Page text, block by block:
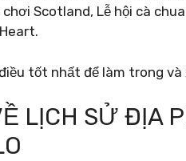
Scotland, Lễ hội cà
tốt nhất để làm trong
LỊCH SỬ ĐỊA